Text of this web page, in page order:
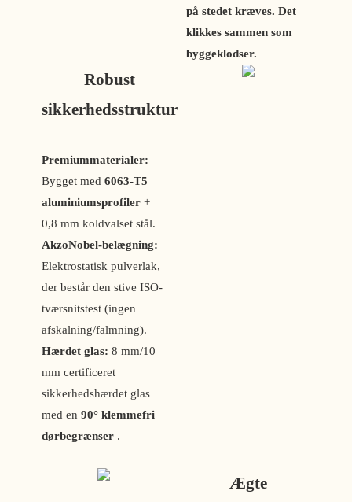
på stedet kræves. Det
klikkes sammen som
byggeklodser.
Robust
sikkerhedsstruktur
Premiummaterialer:
Bygget med6063-T5
aluminiumsprofiler +
0,8 mm koldvalset stål.
AkzoNobel-belægning:
Elektrostatisk pulverlak,
der består den stive ISO-
tværsnitstest (ingen
afskalning/falmning).
Hærdet glas: 8 mm/10
mm certificeret
sikkerhedshærdet glas
med en90° klemmefri
dørbegrænser .
Ægte